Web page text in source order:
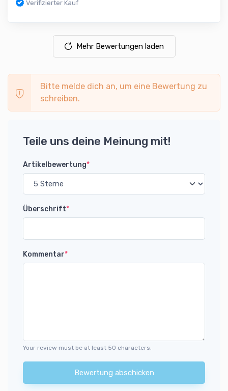
Verifizierter Kauf
Mehr Bewertungen laden
Bitte melde dich an, um eine Bewertung zu
schreiben.
Teile uns deine Meinung mit!
Artikelbewertung*
Überschrift*
Kommentar*
Your review must be at least 50 characters.
Bewertung abschicken